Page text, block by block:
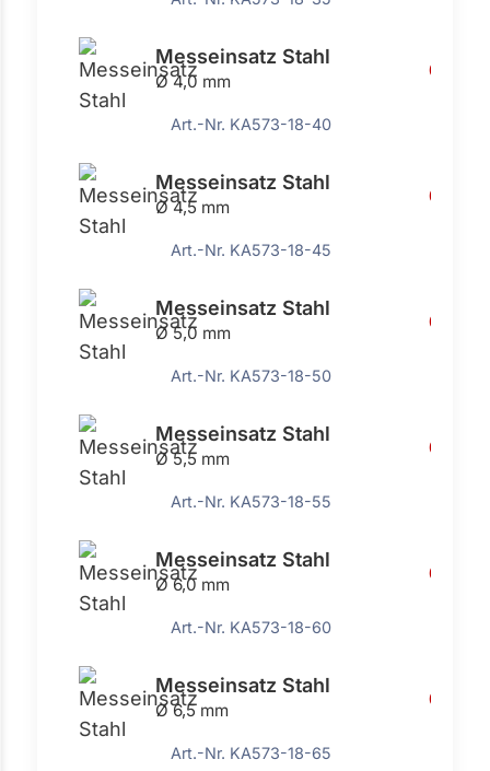
Messeinsatz Stahl
Ø 4,0 mm
6,35 €
Art.-Nr. KA573-18-40
Messeinsatz Stahl
Ø 4,5 mm
6,35 €
Art.-Nr. KA573-18-45
Messeinsatz Stahl
Ø 5,0 mm
6,35 €
Art.-Nr. KA573-18-50
Messeinsatz Stahl
Ø 5,5 mm
6,35 €
Art.-Nr. KA573-18-55
Messeinsatz Stahl
Ø 6,0 mm
6,35 €
Art.-Nr. KA573-18-60
Messeinsatz Stahl
Ø 6,5 mm
6,35 €
Art.-Nr. KA573-18-65